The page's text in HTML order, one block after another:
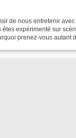
de nous entretenir
expérimenté sur
prenez-vous autant